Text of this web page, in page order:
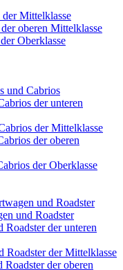
Mittelklasse
oberen Mittelklasse
Oberklasse
und Cabrios
der unteren
der Mittelklasse
der oberen
der Oberklasse
und Roadster
und Roadster
Roadster der unteren
Roadster der Mittelklasse
der oberen